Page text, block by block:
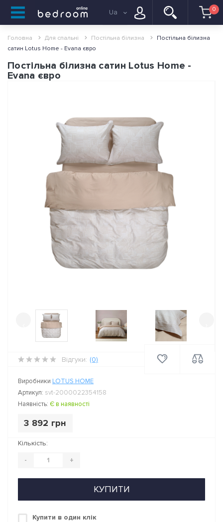
Ua 0
Головна Для спальні Постільна білизна
Постільна білизна
сатин Lotus Home - Evana євро
Постільна білизна сатин Lotus Home -
Evana євро
Відгуки: (0)
Виробники LOTUS HOME
Артикул: svt-2000022354158
Наявність: Є в наявності
3 892 грн
Кількість:
- +
КУПИТИ
Купити в один клік